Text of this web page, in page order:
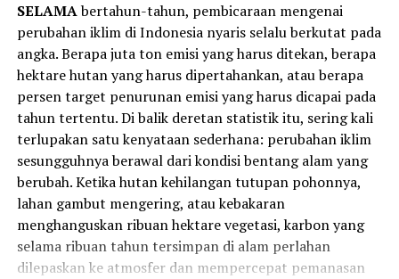
SELAMAbertahun-tahun, pembicaraan mengenai
perubahan iklim di Indonesia nyaris selalu berkutat pada
angka. Berapa juta ton emisi yang harus ditekan, berapa
hektare hutan yang harus dipertahankan, atau berapa
persen target penurunan emisi yang harus dicapai pada
tahun tertentu. Di balik deretan statistik itu, sering kali
terlupakan satu kenyataan sederhana: perubahan iklim
sesungguhnya berawal dari kondisi bentang alam yang
berubah. Ketika hutan kehilangan tutupan pohonnya,
lahan gambut mengering, atau kebakaran
menghanguskan ribuan hektare vegetasi, karbon yang
selama ribuan tahun tersimpan di alam perlahan
dilepaskan ke atmosfer dan mempercepat pemanasan